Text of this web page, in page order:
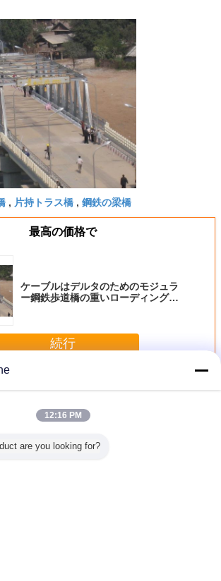
, 片持トラス橋 , 鋼鉄の梁橋
最高の価格で
ケーブルはデルタのためのモジュラ
ー鋼鉄歩道橋の重いローディングを
続行
12:16 PM
are you looking for?